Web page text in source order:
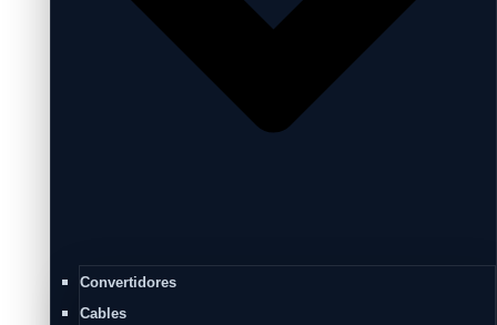
Convertidores
Cables